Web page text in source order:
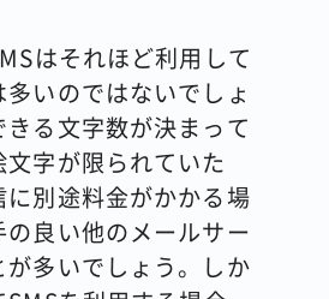
はそれほど利用して
いのではないでしょ
る文字数が決まって
字が限られていた
別途料金がかかる場
良い他のメールサー
多いでしょう。しか